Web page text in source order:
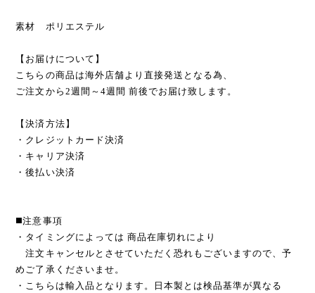
素材 ポリエステル
【お届けについて】
こちらの商品は海外店舗より直接発送となる為、
ご注文から2週間～4週間 前後でお届け致します。
【決済方法】
・クレジットカード決済
・キャリア決済
・後払い決済
◼️注意事項
・タイミングによっては 商品在庫切れにより
注文キャンセルとさせていただく恐れもございますので、予
めご了承くださいませ。
・こちらは輸入品となります。日本製とは検品基準が異なる